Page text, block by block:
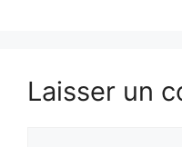
Laisser un